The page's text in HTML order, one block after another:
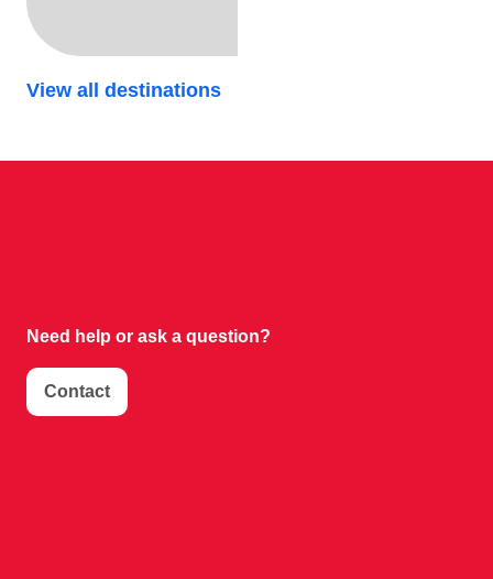
View all destinations
Need help or ask a question?
Contact